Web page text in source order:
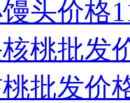
头价格
桃批发
批发价